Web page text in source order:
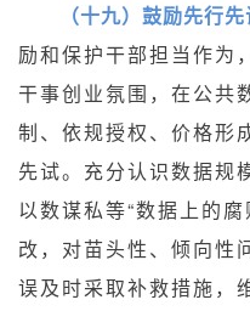
（十九）鼓励先行先
励和保护干部担当作为
干事创业氛围，在公共
制、依规授权、价格形
先试。充分认识数据规
以数谋私等“数据上的
改，对苗头性、倾向性
误及时采取补救措施，